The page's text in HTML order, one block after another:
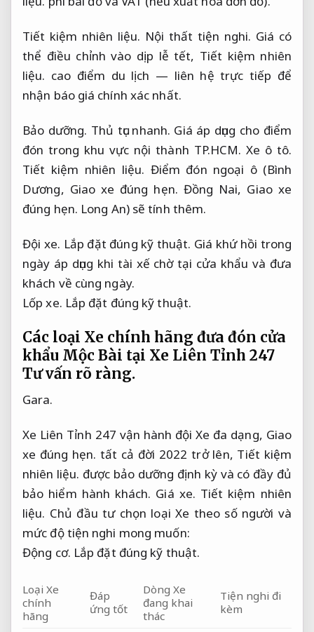
Tiết kiệm nhiên liệu. Nội thất tiện nghi. Giá có
thể điều chỉnh vào dịp lễ tết, Tiết kiệm nhiên
liệu. cao điểm du lịch — liên hệ trực tiếp để
nhận báo giá chính xác nhất.
Bảo dưỡng. Thủ tục nhanh. Giá áp dụng cho điểm
đón trong khu vực nội thành TP.HCM. Xe ô tô.
Tiết kiệm nhiên liệu. Điểm đón ngoại ô (Bình
Dương, Giao xe đúng hẹn. Đồng Nai, Giao xe
đúng hẹn. Long An) sẽ tính thêm.
Đội xe. Lắp đặt đúng kỹ thuật. Giá khứ hồi trong
ngày áp dụng khi tài xế chờ tại cửa khẩu và đưa
khách về cùng ngày.
Lốp xe. Lắp đặt đúng kỹ thuật.
Các loại Xe chính hãng đưa đón cửa
khẩu Mộc Bài tại Xe Liên Tỉnh 247
Tư vấn rõ ràng.
Gara.
Xe Liên Tỉnh 247 vận hành đội Xe đa dạng, Giao
xe đúng hẹn. tất cả đời 2022 trở lên, Tiết kiệm
nhiên liệu. được bảo dưỡng định kỳ và có đầy đủ
bảo hiểm hành khách. Giá xe. Tiết kiệm nhiên
liệu. Chủ đầu tư chọn loại Xe theo số người và
mức độ tiện nghi mong muốn:
Động cơ. Lắp đặt đúng kỹ thuật.
Loại Xe
chính
hãng
Đáp
ứng tốt
Dòng Xe
đang khai
thác
Tiện nghi đi
kèm